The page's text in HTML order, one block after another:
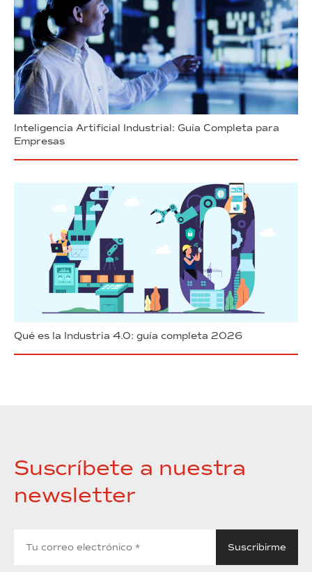
Inteligencia Artificial Industrial: Guía Completa para
Empresas
Qué es la Industria 4.0: guía completa 2026
Suscríbete a nuestra
newsletter